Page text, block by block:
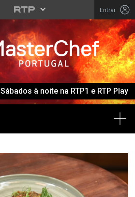
Entrar
Sábados à noite na RTP1 e RTP Play